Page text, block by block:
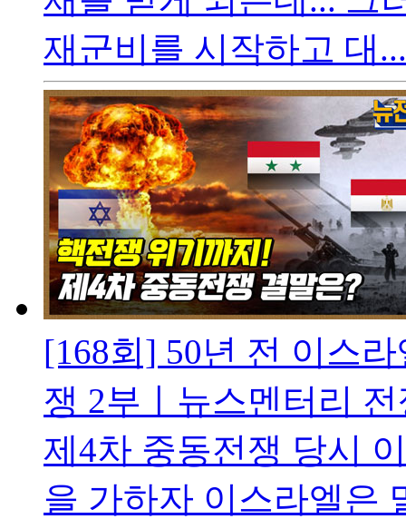
재군비를 시작하고 대...
[168회] 50년 전 이스
쟁 2부ㅣ뉴스멘터리
제4차 중동전쟁 당시
을 가하자 이스라엘은